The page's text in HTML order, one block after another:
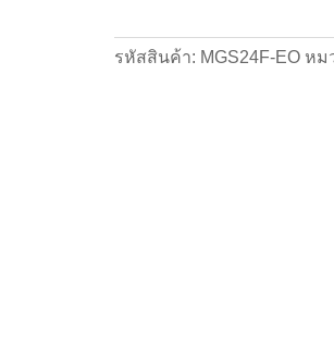
Gloves)
รหัสสินค้า: MGS24F-EO หม